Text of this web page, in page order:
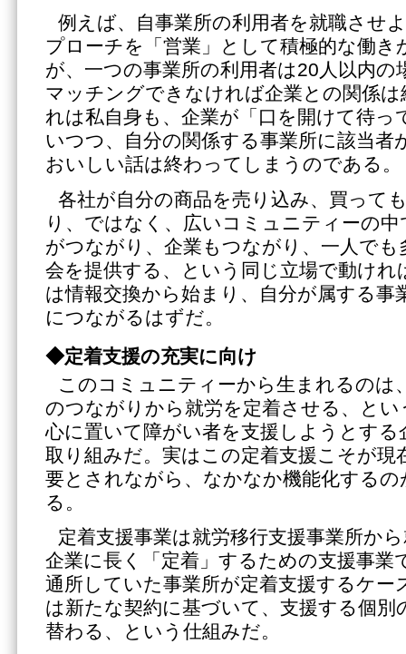
例えば、自事業所の利用者を就職させ
プローチを「営業」として積極的な働
が、一つの事業所の利用者は20人以内の
マッチングできなければ企業との関係
れは私自身も、企業が「口を開けて待っ
いつつ、自分の関係する事業所に該当者
おいしい話は終わってしまうのである。
各社が自分の商品を売り込み、買って
り、ではなく、広いコミュニティーの中
がつながり、企業もつながり、一人でも
会を提供する、という同じ立場で動けれ
は情報交換から始まり、自分が属する事
につながるはずだ。
◆定着支援の充実に向け
このコミュニティーから生まれるのは
のつながりから就労を定着させる、と
心に置いて障がい者を支援しようとする
取り組みだ。実はこの定着支援こそが現
要とされながら、なかなか機能化する
る。
定着支援事業は就労移行支援事業所か
企業に長く「定着」するための支援事業
通所していた事業所が定着支援するケー
は新たな契約に基づいて、支援する個別
替わる、という仕組みだ。